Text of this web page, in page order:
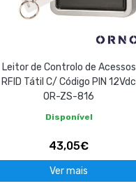
Leitor de Controlo de Acessos
RFID Tátil C/ Código PIN 12Vdc
OR-ZS-816
Disponível
43,05€
Ver mais